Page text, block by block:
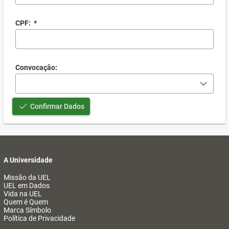
CPF: *
Convocação:
Confirmar Dados
A Universidade
Missão da UEL
UEL em Dados
Vida na UEL
Quem é Quem
Marca Símbolo
Política de Privacidade